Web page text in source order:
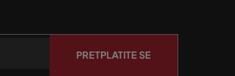
PRETPLATITE SE